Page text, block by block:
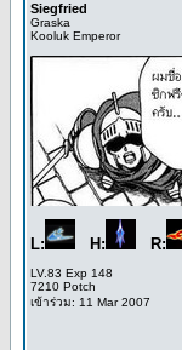
Siegfried
Graska
Kooluk Emperor
L: H: R:
LV.83 Exp 148
7210 Potch
เข้าร่วม: 11 Mar 2007